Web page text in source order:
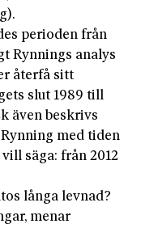
perioden från
Rynnings analys
återfå sitt
slut 1989 till
även beskrivs
med tiden
säga: från 2012
långa levnad?
menar